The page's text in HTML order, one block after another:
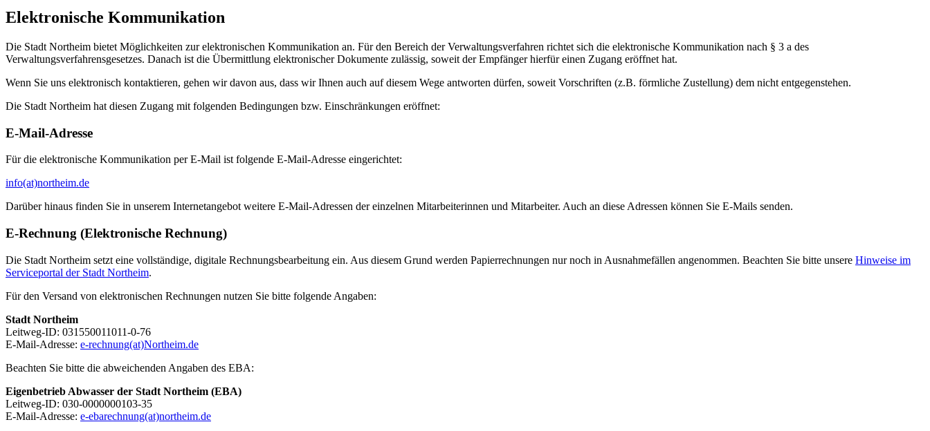
Elektronische Kommunikation
Die Stadt Northeim bietet Möglichkeiten zur elektronischen Kommunikation an. Für den Bereich der Verwaltungsverfahren richtet sich die elektronische Kommunikation nach § 3 a des
Verwaltungsverfahrensgesetzes. Danach ist die Übermittlung elektronischer Dokumente zulässig, soweit der Empfänger hierfür einen Zugang eröffnet hat.
Wenn Sie uns elektronisch kontaktieren, gehen wir davon aus, dass wir Ihnen auch auf diesem Wege antworten dürfen, soweit Vorschriften (z.B. förmliche Zustellung) dem nicht entgegenstehen.
Die Stadt Northeim hat diesen Zugang mit folgenden Bedingungen bzw. Einschränkungen eröffnet:
E-Mail-Adresse
Für die elektronische Kommunikation per E-Mail ist folgende E-Mail-Adresse eingerichtet:
info(at)northeim.de
Darüber hinaus finden Sie in unserem Internetangebot weitere E-Mail-Adressen der einzelnen Mitarbeiterinnen und Mitarbeiter. Auch an diese Adressen können Sie E-Mails senden.
E-Rechnung (Elektronische Rechnung)
Die Stadt Northeim setzt eine vollständige, digitale Rechnungsbearbeitung ein. Aus diesem Grund werden Papierrechnungen nur noch in Ausnahmefällen angenommen. Beachten Sie bitte unsere Hinweise im
Serviceportal der Stadt Northeim.
Für den Versand von elektronischen Rechnungen nutzen Sie bitte folgende Angaben:
Stadt Northeim
Leitweg-ID: 031550011011-0-76
E-Mail-Adresse: e-rechnung(at)Northeim.de
Beachten Sie bitte die abweichenden Angaben des EBA:
Eigenbetrieb Abwasser der Stadt Northeim (EBA)
Leitweg-ID: 030-0000000103-35
E-Mail-Adresse: e-ebarechnung(at)northeim.de